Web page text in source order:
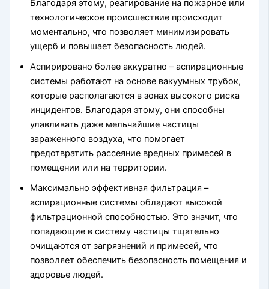
Благодаря этому, реагирование на пожарное или
технологическое происшествие происходит
моментально, что позволяет минимизировать
ущерб и повышает безопасность людей.
Аспирировано более аккуратно – аспирационные
системы работают на основе вакуумных трубок,
которые располагаются в зонах высокого риска
инцидентов. Благодаря этому, они способны
улавливать даже мельчайшие частицы
зараженного воздуха, что помогает
предотвратить рассеяние вредных примесей в
помещении или на территории.
Максимально эффективная фильтрация –
аспирационные системы обладают высокой
фильтрационной способностью. Это значит, что
попадающие в систему частицы тщательно
очищаются от загрязнений и примесей, что
позволяет обеспечить безопасность помещения и
здоровье людей.